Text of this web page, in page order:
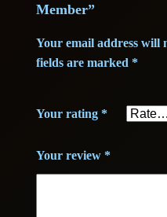
Member”
Your email address will
fields are marked *
Your rating *
Your review*